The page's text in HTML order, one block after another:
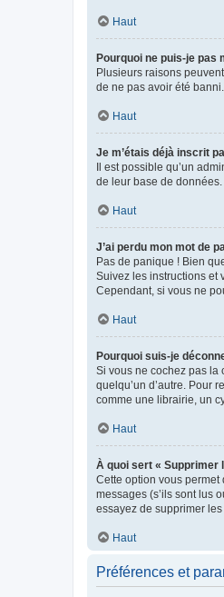
Haut
Pourquoi ne puis-je pas
Plusieurs raisons
de ne pas avoir été
Haut
Je m’étais déjà inscrit
Il est possible qu’un
de leur base de
Haut
J’ai perdu mon mot de
Pas de panique ! Bien
Suivez les instructions et
Cependant, si vous ne
Haut
Pourquoi suis-je
Si vous ne cochez pas la
quelqu’un d’autre. Pour
comme une librairie, un
Haut
À quoi sert « Supprimer
Cette option vous permet
messages (s’ils sont lus
essayez de supprimer les
Haut
Préférences et